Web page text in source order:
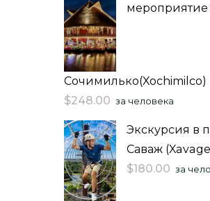
мероприятие
Сочимилько(Xochimilco)
$248.00 за человека
Экскурсия в
Саваж
$180.00 за